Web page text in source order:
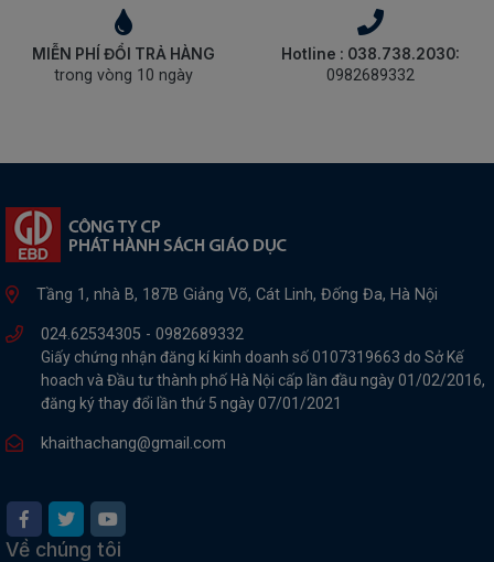
MIỄN PHÍ ĐỔI TRẢ HÀNG
trong vòng 10 ngày
Hotline : 038.738.2030:
0982689332
Tầng 1, nhà B, 187B Giảng Võ, Cát Linh, Đống Đa, Hà Nội
024.62534305 - 0982689332
Giấy chứng nhận đăng kí kinh doanh số 0107319663 do Sở Kế
hoach và Đầu tư thành phố Hà Nội cấp lần đầu ngày 01/02/2016,
đăng ký thay đổi lần thứ 5 ngày 07/01/2021
khaithachang@gmail.com
Về chúng tôi